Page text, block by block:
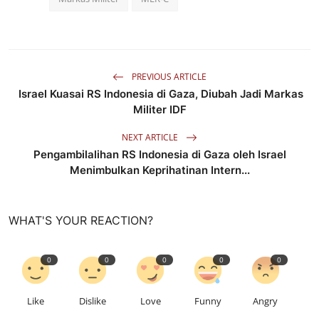
PREVIOUS ARTICLE
Israel Kuasai RS Indonesia di Gaza, Diubah Jadi Markas
Militer IDF
NEXT ARTICLE
Pengambilalihan RS Indonesia di Gaza oleh Israel
Menimbulkan Keprihatinan Intern...
WHAT'S YOUR REACTION?
0
Like
0
Dislike
0
Love
0
Funny
0
Angry